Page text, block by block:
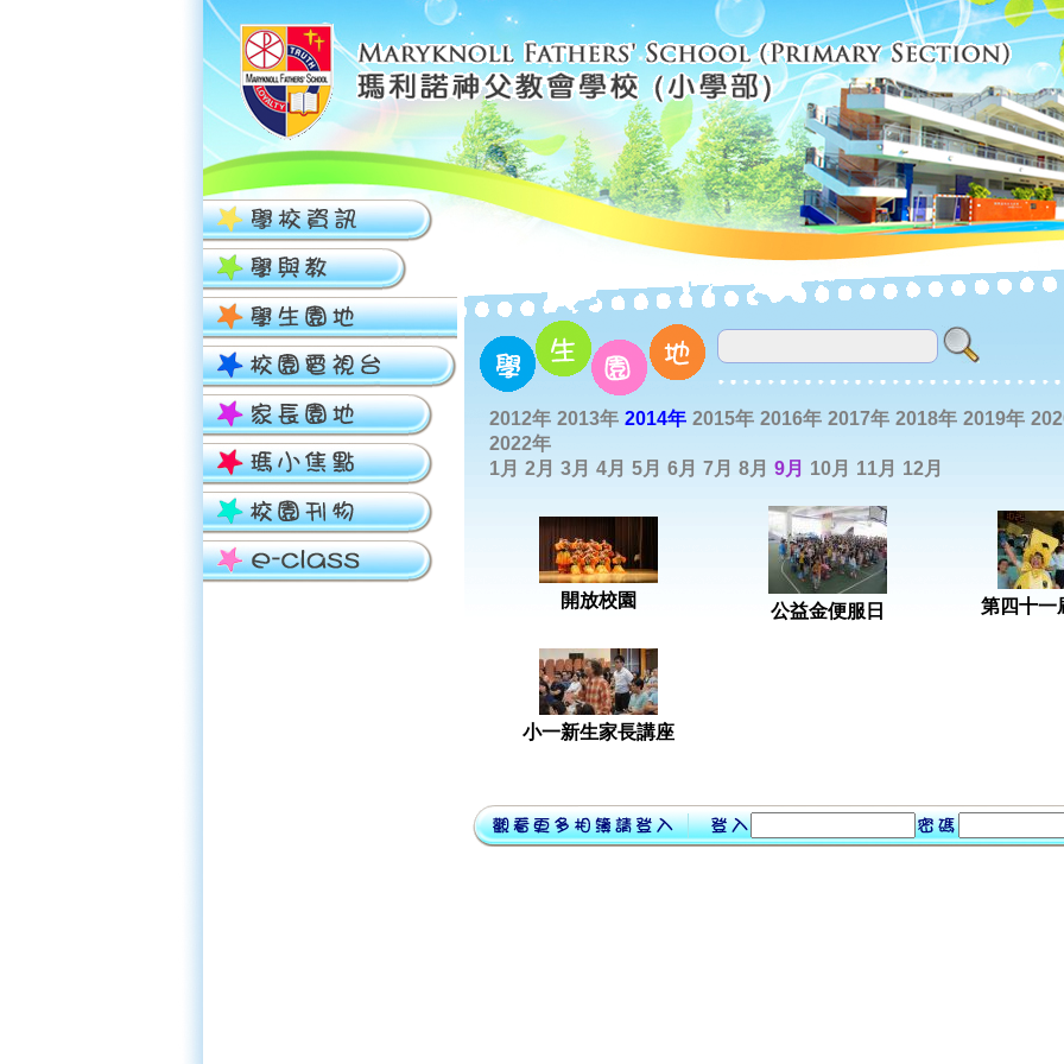
2012年 2013年 2014年 2015年 2016年 2017年 2018年 2019年
2022年
1月 2月 3月 4月 5月 6月 7月 8月 9月 10月 11月 12月
開放校園
公益金便服日 第四十一
小一新生家長講座